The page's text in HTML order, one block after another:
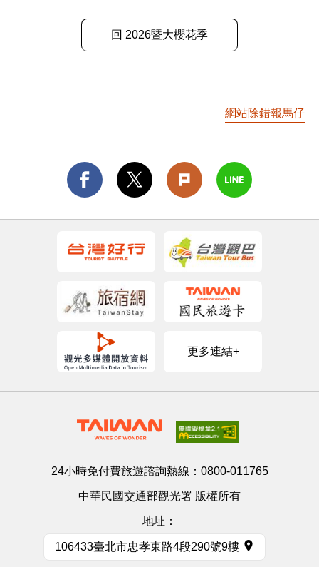
回 2026暨大櫻花季
網站除錯報馬仔
更多連結+
24小時免付費旅遊諮詢熱線： 0800-011765
中華民國交通部觀光署 版權所有
地址：
106433臺北市忠孝東路4段290號9樓